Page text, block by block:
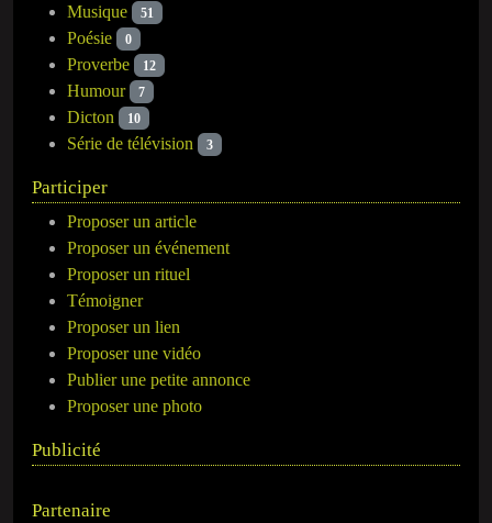
Musique 51
Poésie 0
Proverbe 12
Humour 7
Dicton 10
Série de télévision 3
Participer
Proposer un article
Proposer un événement
Proposer un rituel
Témoigner
Proposer un lien
Proposer une vidéo
Publier une petite annonce
Proposer une photo
Publicité
Partenaire